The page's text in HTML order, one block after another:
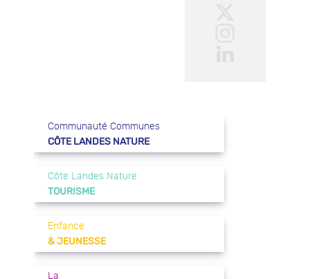
Communauté Communes
CÔTE LANDES NATURE
Côte Landes Nature
TOURISME
Enfance
& JEUNESSE
La